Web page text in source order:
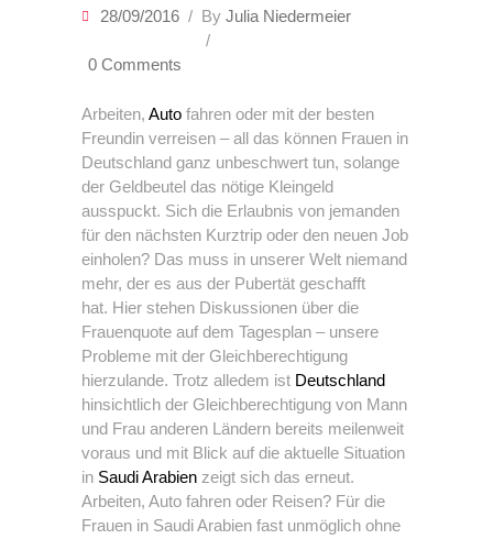
28/09/2016 By Julia Niedermeier
0 Comments
Arbeiten, Auto fahren oder mit der besten
Freundin verreisen – all das können Frauen in
Deutschland ganz unbeschwert tun, solange
der Geldbeutel das nötige Kleingeld
ausspuckt. Sich die Erlaubnis von jemanden
für den nächsten Kurztrip oder den neuen Job
einholen? Das muss in unserer Welt niemand
mehr, der es aus der Pubertät geschafft
hat. Hier stehen Diskussionen über die
Frauenquote auf dem Tagesplan – unsere
Probleme mit der Gleichberechtigung
hierzulande. Trotz alledem ist Deutschland
hinsichtlich der Gleichberechtigung von Mann
und Frau anderen Ländern bereits meilenweit
voraus und mit Blick auf die aktuelle Situation
in Saudi Arabien zeigt sich das erneut.
Arbeiten, Auto fahren oder Reisen? Für die
Frauen in Saudi Arabien fast unmöglich ohne